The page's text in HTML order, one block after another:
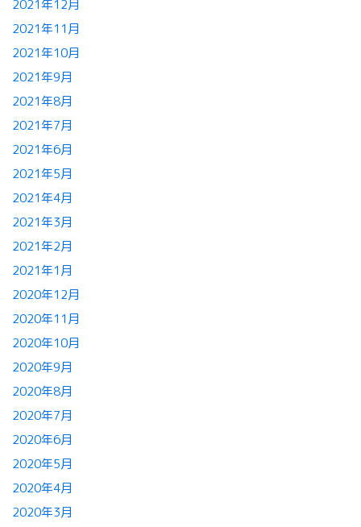
2021年12月
2021年11月
2021年10月
2021年9月
2021年8月
2021年7月
2021年6月
2021年5月
2021年4月
2021年3月
2021年2月
2021年1月
2020年12月
2020年11月
2020年10月
2020年9月
2020年8月
2020年7月
2020年6月
2020年5月
2020年4月
2020年3月